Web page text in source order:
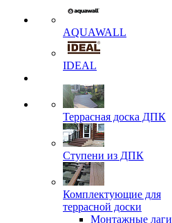
AQUAWALL
IDEAL
Террасная доска ДПК
Ступени из ДПК
Комплектующие для
террасной доски
Монтажные лаги